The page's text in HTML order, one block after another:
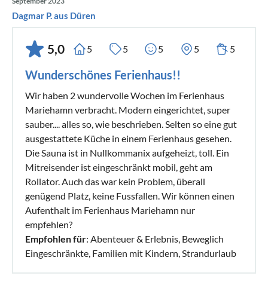
Dagmar P. aus Düren
5,0 5 5 5 5 5
Wunderschönes Ferienhaus!!
Wir haben 2 wundervolle Wochen im Ferienhaus
Mariehamn verbracht. Modern eingerichtet, super
sauber.... alles so, wie beschrieben. Selten so eine gut
ausgestattete Küche in einem Ferienhaus gesehen.
Die Sauna ist in Nullkommanix aufgeheizt, toll. Ein
Mitreisender ist eingeschränkt mobil, geht am
Rollator. Auch das war kein Problem, überall
genügend Platz, keine Fussfallen. Wir können einen
Aufenthalt im Ferienhaus Mariehamn nur
empfehlen?
Empfohlen für: Abenteuer & Erlebnis, Beweglich
Eingeschränkte, Familien mit Kindern, Strandurlaub